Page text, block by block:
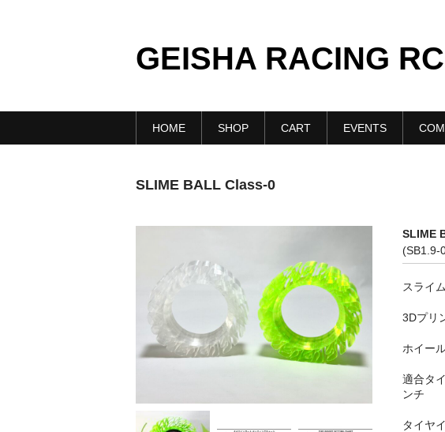
GEISHA RACING RC
HOME SHOP CART EVENTS
SLIME BALL Class-0
SLIME
(SB1.9-
スライ
3Dプリ
ホイー
適合タ
ンチ
タイヤ